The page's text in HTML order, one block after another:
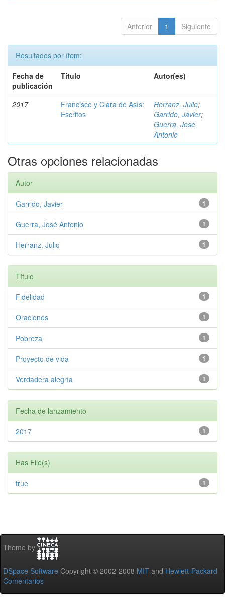
Anterior 1 Siguiente
Resultados por ítem:
Fecha de
publicación
Título Autor(es)
2017
Francisco y Clara de Asís:
Escritos
Herranz, Julio;
Garrido, Javier;
Guerra, José
Antonio
Otras opciones relacionadas
Autor
1
Garrido, Javier
1
Guerra, José Antonio
1
Herranz, Julio
Título
1
Fidelidad
1
Oraciones
1
Pobreza
1
Proyecto de vida
1
Verdadera alegría
Fecha de lanzamiento
1
2017
Has File(s)
1
true
Theme by
DSpace Software Copyright © 2002-2008 MIT and Hewlett-Packard -
Comentarios